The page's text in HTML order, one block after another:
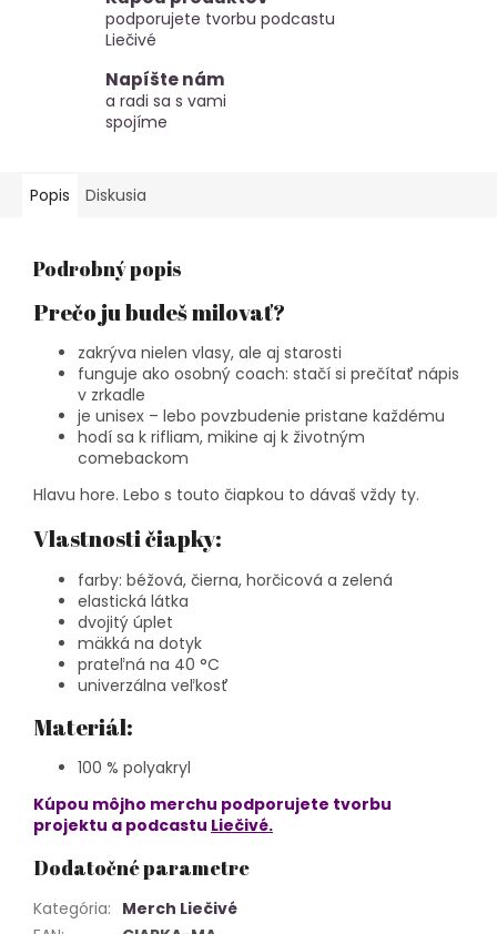
podporujete tvorbu podcastu
Liečivé
Napíšte nám
a radi sa s vami
spojíme
Popis Diskusia
Podrobný popis
Prečo ju budeš milovať?
zakrýva nielen vlasy, ale aj starosti
funguje ako osobný coach: stačí si prečítať nápis
v zrkadle
je unisex – lebo povzbudenie pristane každému
hodí sa k rifliam, mikine aj k životným
comebackom
Hlavu hore. Lebo s touto čiapkou to dávaš vždy ty.
Vlastnosti čiapky:
farby: béžová, čierna, horčicová a zelená
elastická látka
dvojitý úplet
mäkká na dotyk
prateľná na 40 °C
univerzálna veľkosť
Materiál:
100 % polyakryl
Kúpou môjho merchu podporujete tvorbu
projektu a podcastu Liečivé.
Dodatočné parametre
Kategória: Merch Liečivé